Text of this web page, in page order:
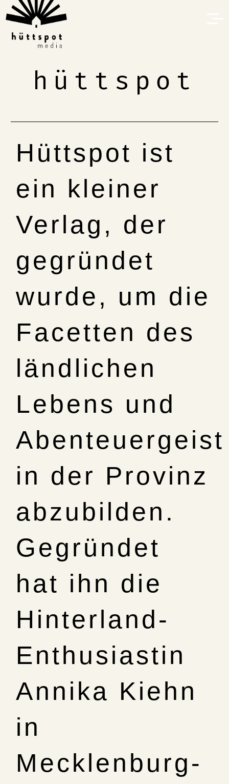
hüttspot
Hüttspot ist
ein kleiner
Verlag, der
gegründet
wurde, um die
Facetten des
ländlichen
Lebens und
Abenteuergeist
in der Provinz
abzubilden.
Gegründet
hat ihn die
Hinterland-
Enthusiastin
Annika Kiehn
in
Mecklenburg-